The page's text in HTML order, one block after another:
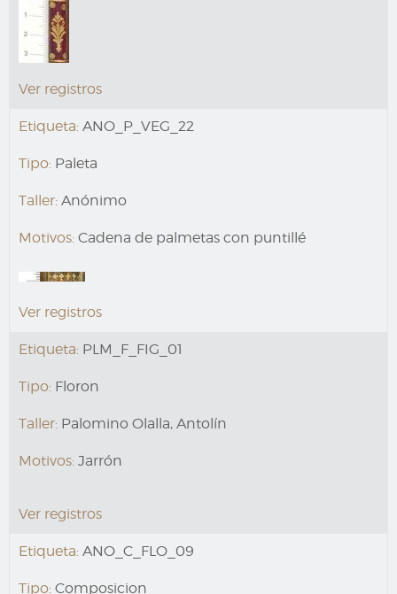
Ver registros
Etiqueta: ANO_P_VEG_22
Tipo: Paleta
Taller: Anónimo
Motivos: Cadena de palmetas con puntillé
Ver registros
Etiqueta: PLM_F_FIG_01
Tipo: Floron
Taller: Palomino Olalla, Antolín
Motivos: Jarrón
Ver registros
Etiqueta: ANO_C_FLO_09
Tipo: Composicion